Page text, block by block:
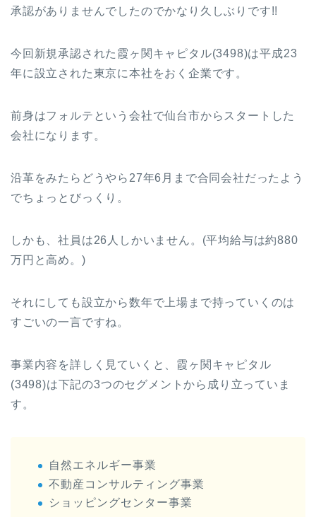
承認がありませんでしたのでかなり久しぶりです!!
今回新規承認された霞ヶ関キャピタル(3498)は平成23
年に設立された東京に本社をおく企業です。
前身はフォルテという会社で仙台市からスタートした
会社になります。
沿革をみたらどうやら27年6月まで合同会社だったよう
でちょっとびっくり。
しかも、社員は26人しかいません。(平均給与は約880
万円と高め。)
それにしても設立から数年で上場まで持っていくのは
すごいの一言ですね。
事業内容を詳しく見ていくと、霞ヶ関キャピタル
(3498)は下記の3つのセグメントから成り立っていま
す。
自然エネルギー事業
不動産コンサルティング事業
ショッピングセンター事業